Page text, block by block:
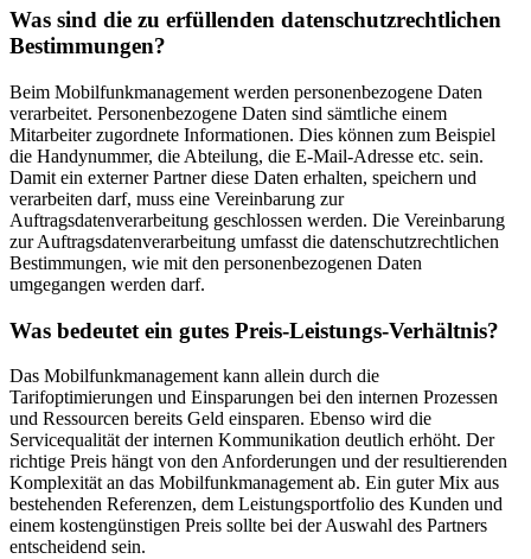
Was sind die zu erfüllenden datenschutzrechtlichen
Bestimmungen?
Beim Mobilfunkmanagement werden personenbezogene Daten
verarbeitet. Personenbezogene Daten sind sämtliche einem
Mitarbeiter zugordnete Informationen. Dies können zum Beispiel
die Handynummer, die Abteilung, die E-Mail-Adresse etc. sein.
Damit ein externer Partner diese Daten erhalten, speichern und
verarbeiten darf, muss eine Vereinbarung zur
Auftragsdatenverarbeitung geschlossen werden. Die Vereinbarung
zur Auftragsdatenverarbeitung umfasst die datenschutzrechtlichen
Bestimmungen, wie mit den personenbezogenen Daten
umgegangen werden darf.
Was bedeutet ein gutes Preis-Leistungs-Verhältnis?
Das Mobilfunkmanagement kann allein durch die
Tarifoptimierungen und Einsparungen bei den internen Prozessen
und Ressourcen bereits Geld einsparen. Ebenso wird die
Servicequalität der internen Kommunikation deutlich erhöht. Der
richtige Preis hängt von den Anforderungen und der resultierenden
Komplexität an das Mobilfunkmanagement ab. Ein guter Mix aus
bestehenden Referenzen, dem Leistungsportfolio des Kunden und
einem kostengünstigen Preis sollte bei der Auswahl des Partners
entscheidend sein.